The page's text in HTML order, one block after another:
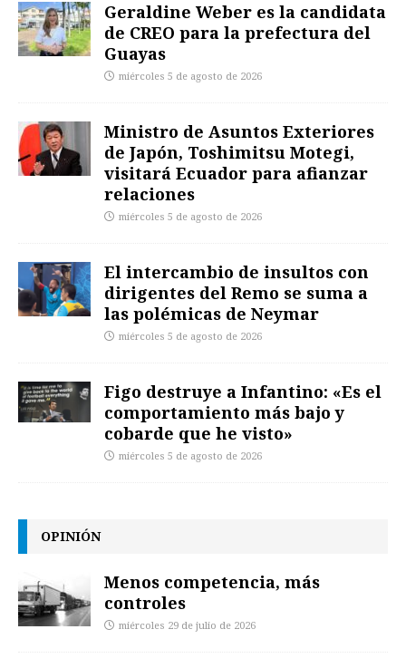
Geraldine Weber es la candidata
de CREO para la prefectura del
Guayas
miércoles 5 de agosto de 2026
Ministro de Asuntos Exteriores
de Japón, Toshimitsu Motegi,
visitará Ecuador para afianzar
relaciones
miércoles 5 de agosto de 2026
El intercambio de insultos con
dirigentes del Remo se suma a
las polémicas de Neymar
miércoles 5 de agosto de 2026
Figo destruye a Infantino: «Es el
comportamiento más bajo y
cobarde que he visto»
miércoles 5 de agosto de 2026
OPINIÓN
Menos competencia, más
controles
miércoles 29 de julio de 2026